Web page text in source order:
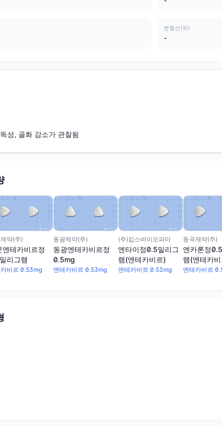
분할선(뒤)
-
성, 골화 감소가 관찰됨
약(주)
엔테카비르정
리그램
비르 0.53mg
동광제약(주)
동광엔테카비르정
0.5mg
엔테카비르 0.53mg
(주)킵스바이오파마
엔타이정0.5밀리그
램(엔테카비르)
엔테카비르 0.53mg
동국제약(주)
엔카론정
램(엔테카
엔테카비르